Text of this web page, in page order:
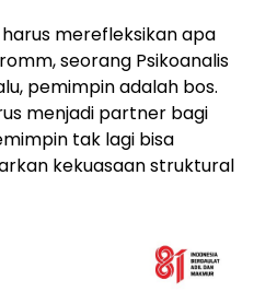
merefleksikan apa
seorang Psikoanalis
pemimpin adalah bos.
menjadi partner bagi
tak lagi bisa
kekuasaan struktural